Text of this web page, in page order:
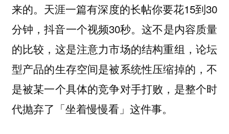
来的。天涯一篇有深度的长帖你要花15到30
分钟，抖音一个视频30秒。这不是内容质量
的比较，这是注意力市场的结构重组，论坛
型产品的生存空间是被系统性压缩掉的，不
是被某一个具体的竞争对手打败，是整个时
代抛弃了「坐着慢慢看」这件事。